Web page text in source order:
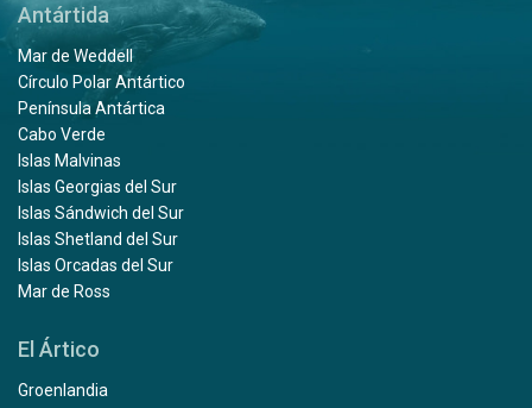
Antártida
Mar de Weddell
Círculo Polar Antártico
Península Antártica
Cabo Verde
Islas Malvinas
Islas Georgias del Sur
Islas Sándwich del Sur
Islas Shetland del Sur
Islas Orcadas del Sur
Mar de Ross
El Ártico
Groenlandia